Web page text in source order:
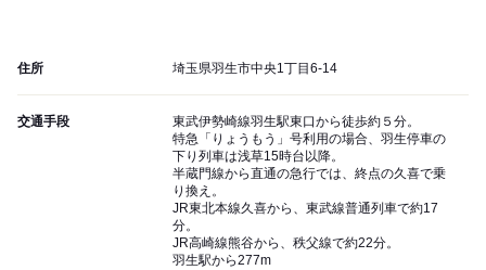
住所 埼玉県羽生市中央1丁目6-14
交通手段
東武伊勢崎線羽生駅東口から徒歩約５分。
特急「りょうもう」号利用の場合、羽生停車の
下り列車は浅草15時台以降。
半蔵門線から直通の急行では、終点の久喜で乗
り換え。
JR東北本線久喜から、東武線普通列車で約17
分。
JR高崎線熊谷から、秩父線で約22分。
羽生駅から277m